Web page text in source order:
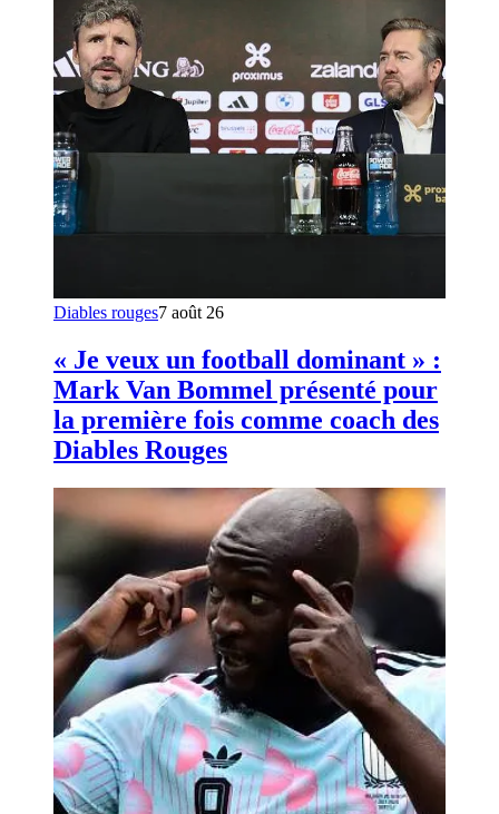
Diables rouges7 août 26
« Je veux un football dominant » :
Mark Van Bommel présenté pour
la première fois comme coach des
Diables Rouges